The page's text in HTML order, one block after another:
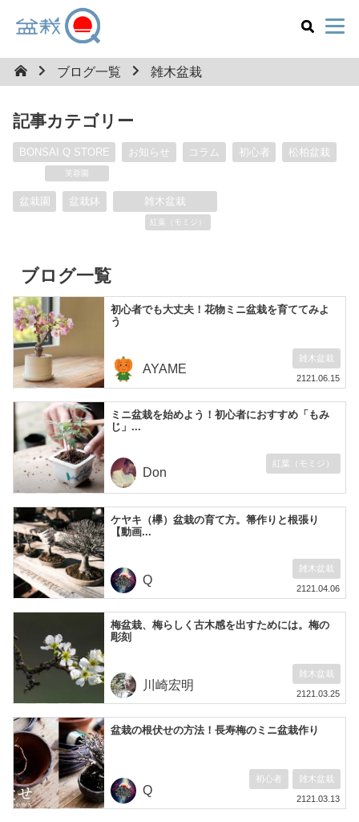
ブログ一覧 雑木盆栽
記事カテゴリー
BONSAI Q STORE
芙蓉園
お知らせ コラム 初心者 松柏盆栽
盆栽園 盆栽鉢 雑木盆栽
紅葉（モミジ）
ブログ一覧
雑木盆栽
初心者でも大丈夫！花物ミニ盆栽を育ててみよ
う
AYAME
2121.06.15
紅葉（モミジ）
ミニ盆栽を始めよう！初心者におすすめ「もみ
じ」...
Don
雑木盆栽
ケヤキ（欅）盆栽の育て方。箒作りと根張り
【動画...
Q
2121.04.06
雑木盆栽
梅盆栽、梅らしく古木感を出すためには。梅の
彫刻
川崎宏明
2121.03.25
初心者 雑木盆栽
盆栽の根伏せの方法！長寿梅のミニ盆栽作り
Q
2121.03.13